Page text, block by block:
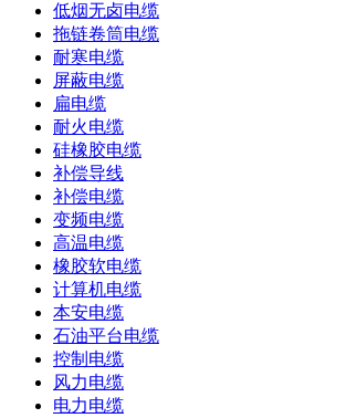
低烟无卤电缆
拖链卷筒电缆
耐寒电缆
屏蔽电缆
扁电缆
耐火电缆
硅橡胶电缆
补偿导线
补偿电缆
变频电缆
高温电缆
橡胶软电缆
计算机电缆
本安电缆
石油平台电缆
控制电缆
风力电缆
电力电缆